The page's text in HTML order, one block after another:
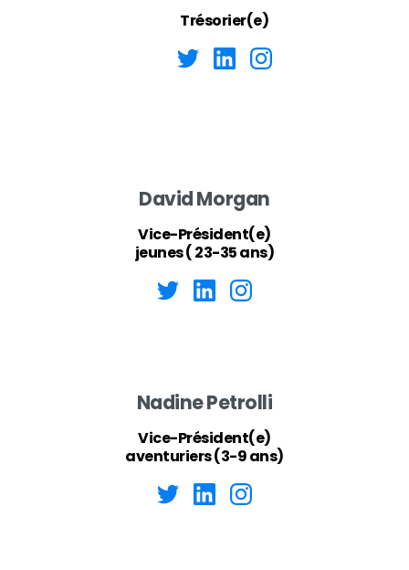
Trésorier(e)
David Morgan
Vice-Président(e)
jeunes ( 23-35 ans)
Nadine Petrolli
Vice-Président(e)
aventuriers (3-9 ans)